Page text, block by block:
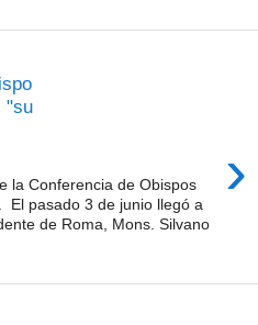
"su
›
la Conferencia de Obispos
El pasado 3 de junio llegó a
de Roma, Mons. Silvano